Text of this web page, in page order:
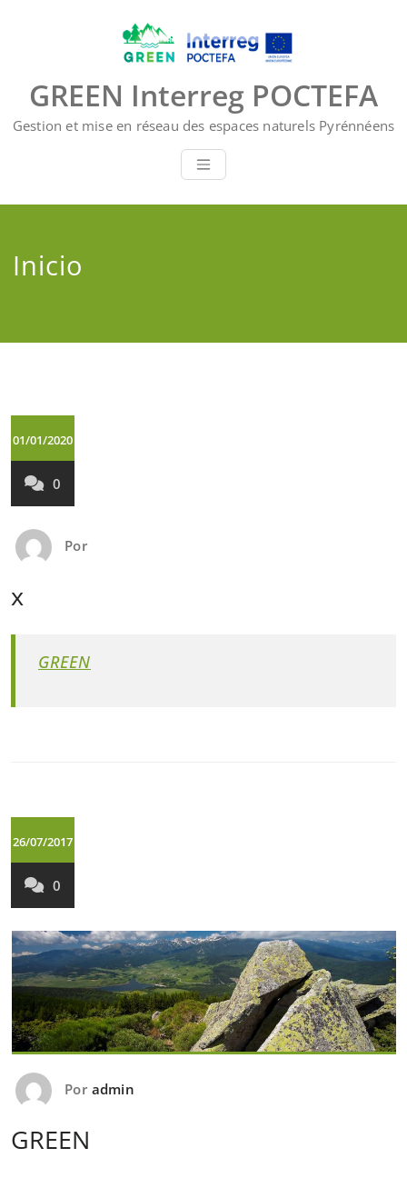
GREEN Interreg POCTEFA
Gestion et mise en réseau des espaces naturels Pyrénnéens
Inicio
01/01/2020
0
Por
x
GREEN
26/07/2017
0
Por admin
GREEN